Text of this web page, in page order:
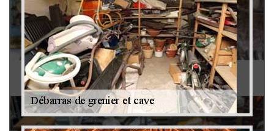
Antiquaire 79